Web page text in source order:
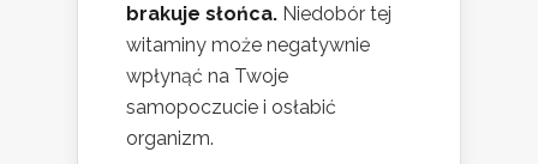
brakuje słońca. Niedobór tej
witaminy może negatywnie
wpłynąć na Twoje
samopoczucie i osłabić
organizm.